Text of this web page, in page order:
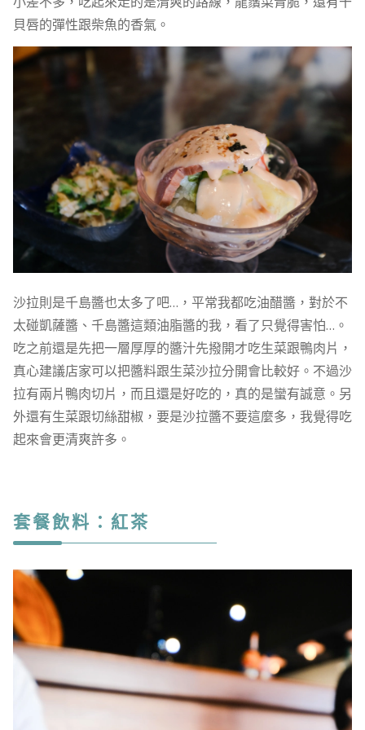
貝唇的彈性跟柴魚的香氣。
沙拉則是千島醬也太多了吧…，平常我都吃油醋醬，對於不
太碰凱薩醬、千島醬這類油脂醬的我，看了只覺得害怕…。
吃之前還是先把一層厚厚的醬汁先撥開才吃生菜跟鴨肉片，
真心建議店家可以把醬料跟生菜沙拉分開會比較好。不過沙
拉有兩片鴨肉切片，而且還是好吃的，真的是蠻有誠意。另
外還有生菜跟切絲甜椒，要是沙拉醬不要這麼多，我覺得吃
起來會更清爽許多。
套餐飲料：紅茶